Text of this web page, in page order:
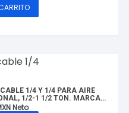
1/4 Y 1/4 PARA AIRE
1/2-1 1/2 TON. MARCA
CX-FDR1/4-1.5T
Neto